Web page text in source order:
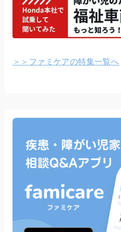
＞＞ファミケアの特集一覧へ